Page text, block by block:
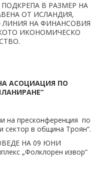
В РАЗМЕР НА
ОТ ИСЛАНДИЯ,
НА ФИНАНСОВИЯ
ИКОНОМИЧЕСКО
АСОЦИАЦИЯ ПО
на пресконференция по
сектор в община Троян“.
НА 09 ЮНИ
„Фолклорен извор“